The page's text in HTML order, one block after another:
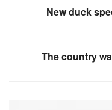
New duck
The country